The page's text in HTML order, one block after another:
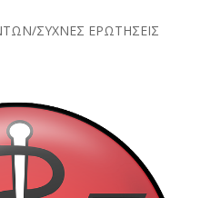
ΣΥΧΝΕΣ ΕΡΩΤΗΣΕΙΣ